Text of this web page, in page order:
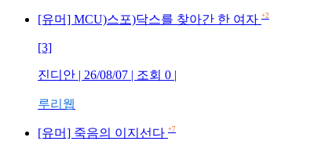
[유머] MCU)스포)닥스를 찾아간 한 여자 +2
[3]
진디안 | 26/08/07 | 조회 0 |
루리웹
[유머] 죽음의 이지선다 +7